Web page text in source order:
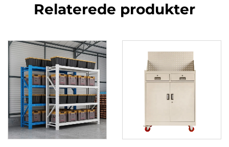
Relaterede produkter